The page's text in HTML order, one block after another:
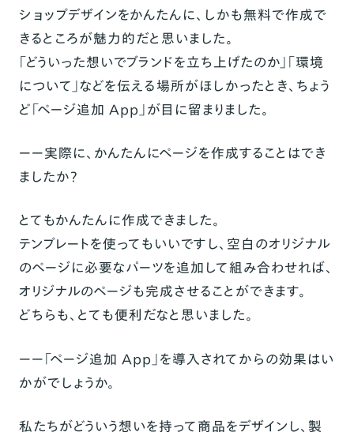
ショップデザインをかんたんに、しかも無料で作成で
きるところが魅力的だと思いました。
「どういった想いでブランドを立ち上げたのか」「環境
について」などを伝える場所がほしかったとき、ちょう
ど「ページ追加 App」が目に留まりました。
ーー実際に、かんたんにページを作成することはでき
ましたか？
とてもかんたんに作成できました。
テンプレートを使ってもいいですし、空白のオリジナル
のページに必要なパーツを追加して組み合わせれば、
オリジナルのページも完成させることができます。
どちらも、とても便利だなと思いました。
ーー「ページ追加 App」を導入されてからの効果はい
かがでしょうか。
私たちがどういう想いを持って商品をデザインし、製